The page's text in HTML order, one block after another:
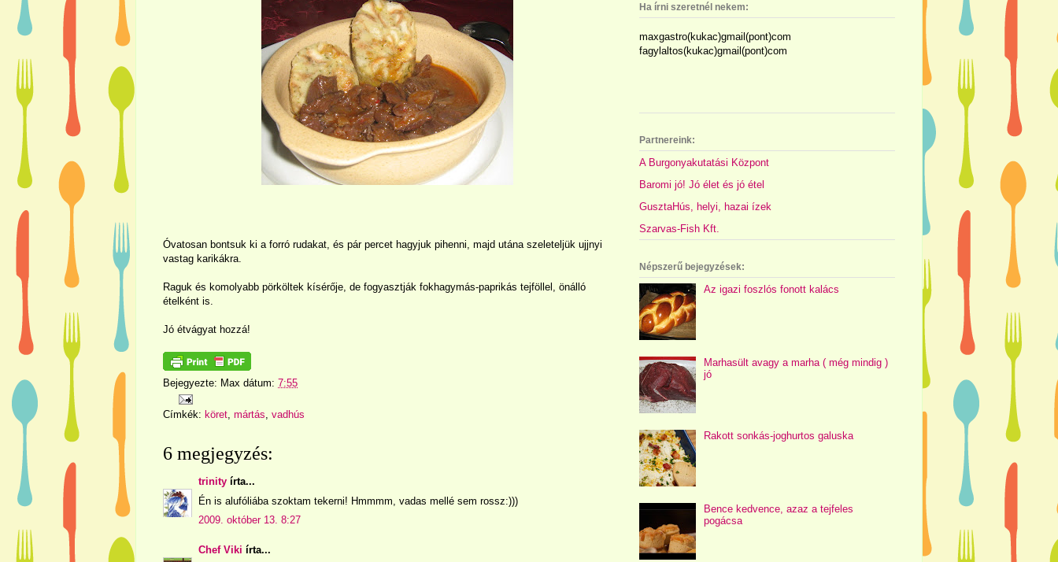
Óvatosan bontsuk ki a forró rudakat, és pár percet hagyjuk pihenni, majd utána szeleteljük ujjnyi
vastag karikákra.
Raguk és komolyabb pörköltek kísérője, de fogyasztják fokhagymás-paprikás tejföllel, önálló
ételként is.
Jó étvágyat hozzá!
Bejegyezte: Max dátum: 7:55
Címkék: köret, mártás, vadhús
6 megjegyzés:
trinity írta...
Én is alufóliába szoktam tekerni! Hmmmm, vadas mellé sem rossz:)))
2009. október 13. 8:27
Chef Viki írta...
Ha írni szeretnél nekem:
maxgastro(kukac)gmail(pont)com
fagylaltos(kukac)gmail(pont)com
Partnereink:
A Burgonyakutatási Központ
Baromi jó! Jó élet és jó étel
GusztaHús, helyi, hazai ízek
Szarvas-Fish Kft.
Népszerű bejegyzések:
Az igazi foszlós fonott kalács
Marhasült avagy a marha ( még mindig )
jó
Rakott sonkás-joghurtos galuska
Bence kedvence, azaz a tejfeles
pogácsa